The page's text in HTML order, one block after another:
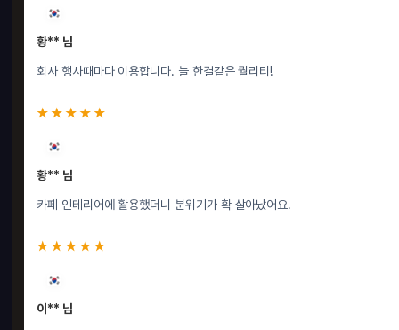
황** 님
회사 행사때마다 이용합니다. 늘 한결같은 퀄리티!
★★★★★
황** 님
카페 인테리어에 활용했더니 분위기가 확 살아났어요.
★★★★★
이** 님